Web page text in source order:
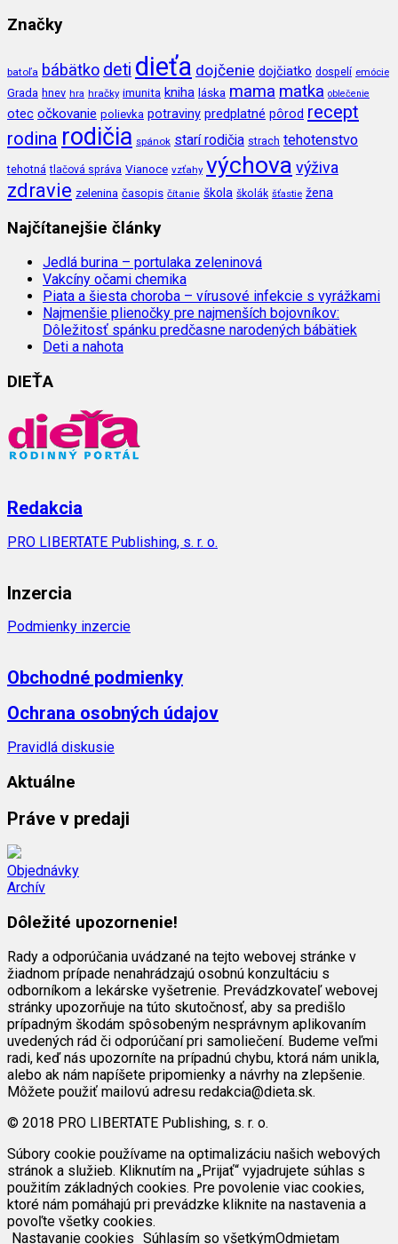
Značky
batoľa bábätko deti dieťa dojčenie dojčiatko dospelí emócie
Grada hnev hra hračky imunita kniha láska mama matka oblečenie
otec očkovanie polievka potraviny predplatné pôrod recept
rodina rodičia spánok starí rodičia strach tehotenstvo
tehotná tlačová správa Vianoce vzťahy výchova výživa
zdravie zelenina časopis čítanie škola školák šťastie žena
Najčítanejšie články
Jedlá burina – portulaka zeleninová
Vakcíny očami chemika
Piata a šiesta choroba – vírusové infekcie s vyrážkami
Najmenšie plienočky pre najmenších bojovníkov:
Dôležitosť spánku predčasne narodených bábätiek
Deti a nahota
DIEŤA
Redakcia
PRO LIBERTATE Publishing, s. r. o.
Inzercia
Podmienky inzercie
Obchodné podmienky
Ochrana osobných údajov
Pravidlá diskusie
Aktuálne
Práve v predaji
Objednávky
Archív
Dôležité upozornenie!
Rady a odporúčania uvádzané na tejto webovej stránke v
žiadnom prípade nenahrádzajú osobnú konzultáciu s
odborníkom a lekárske vyšetrenie. Prevádzkovateľ webovej
stránky upozorňuje na túto skutočnosť, aby sa predišlo
prípadným škodám spôsobeným nesprávnym aplikovaním
uvedených rád či odporúčaní pri samoliečení. Budeme veľmi
radi, keď nás upozorníte na prípadnú chybu, ktorá nám unikla,
alebo ak nám napíšete pripomienky a návrhy na zlepšenie.
Môžete použiť mailovú adresu redakcia@dieta.sk.
© 2018 PRO LIBERTATE Publishing, s. r. o.
Súbory cookie používame na optimalizáciu našich webových
stránok a služieb. Kliknutím na „Prijať“ vyjadrujete súhlas s
použitím základných cookies. Pre povolenie viac cookies,
ktoré nám pomáhajú pri prevádzke kliknite na nastavenia a
povoľte všetky cookies.
Nastavanie cookies Súhlasím so všetkýmOdmietam